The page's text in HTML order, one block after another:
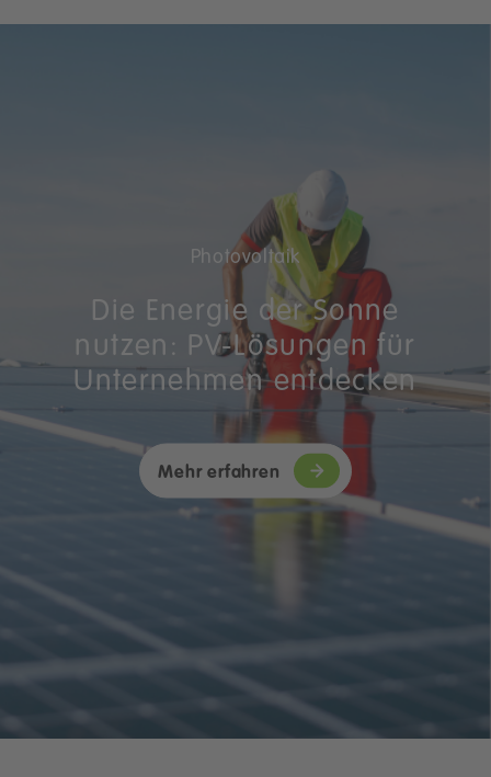
Photovoltaik
Die Energie der Sonne
nutzen: PV-Lösungen für
Unternehmen entdecken
Mehr erfahren